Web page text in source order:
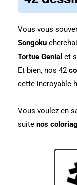
Vous vous
Songoku
Tortue Genial et
Et bien, nos 42
cette incroyable
Vous voulez en
suite nos